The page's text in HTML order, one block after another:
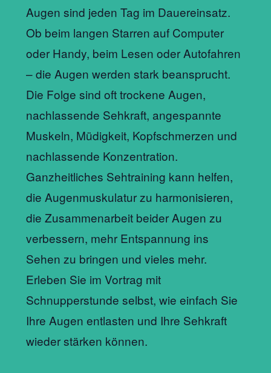
Augen sind jeden Tag im Dauereinsatz.
Ob beim langen Starren auf Computer
oder Handy, beim Lesen oder Autofahren
– die Augen werden stark beansprucht.
Die Folge sind oft trockene Augen,
nachlassende Sehkraft, angespannte
Muskeln, Müdigkeit, Kopfschmerzen und
nachlassende Konzentration.
Ganzheitliches Sehtraining kann helfen,
die Augenmuskulatur zu harmonisieren,
die Zusammenarbeit beider Augen zu
verbessern, mehr Entspannung ins
Sehen zu bringen und vieles mehr.
Erleben Sie im Vortrag mit
Schnupperstunde selbst, wie einfach Sie
Ihre Augen entlasten und Ihre Sehkraft
wieder stärken können.